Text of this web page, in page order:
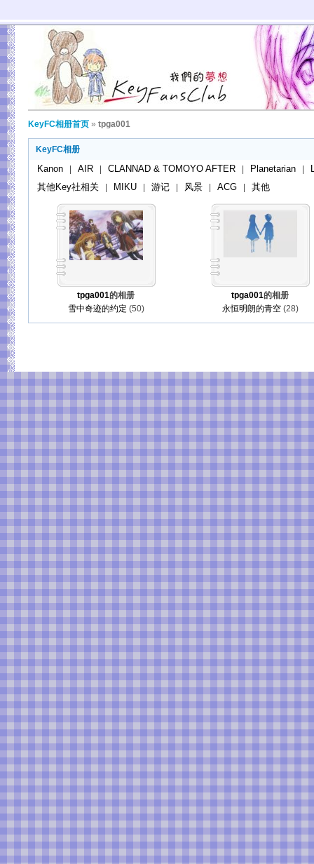
KeyFC相册首页 » tpga001
KeyFC相册
Kanon AIR CLANNAD & TOMOYO AFTER Planetarian
其他Key社相关
MIKU 游记 风景 ACG 其他
tpga001的相册
雪中奇迹的约定 (50)
tpga001的相册
永恒明朗的青空(28)